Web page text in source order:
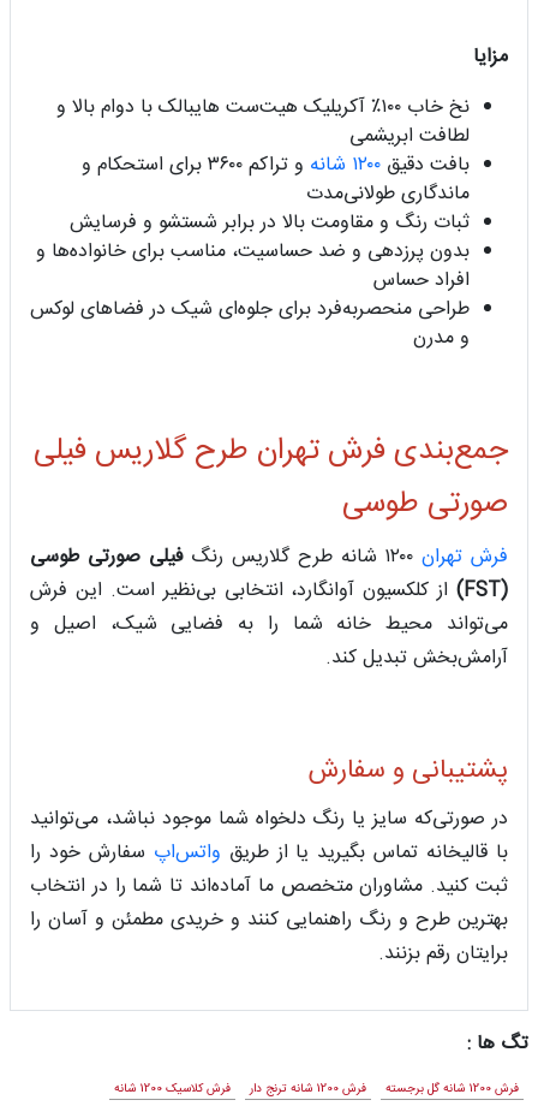
مزایا
نخ خاب ۱۰۰٪ آکریلیک هیت‌ست هایبالک با دوام بالا و
لطافت ابریشمی
بافت دقیق
و تراکم ۳۶۰۰ برای استحکام و
ماندگاری طولانی‌مدت
ثبات رنگ و مقاومت بالا در برابر شستشو و فرسایش
بدون پرزدهی و ضد حساسیت، مناسب برای خانواده‌ها و
افراد حساس
طراحی منحصربه‌فرد برای جلوه‌ای شیک در فضاهای لوکس
و مدرن
جمع‌بندی فرش تهران طرح گلاریس فیلی
صورتی طوسی
فرش تهران۱۲۰۰ شانه طرح گلاریس رنگ
فیلی صورتی طوسی
(FST)
از کلکسیون آوانگارد، انتخابی بی‌نظیر است. این فرش
می‌تواند محیط خانه شما را به فضایی شیک، اصیل و
آرامش‌بخش تبدیل کند.
پشتیبانی و سفارش
در صورتی‌که سایز یا رنگ دلخواه شما موجود نباشد، می‌توانید
با قالیخانه تماس بگیرید یا از طریق واتس‌اپ سفارش خود را
ثبت کنید. مشاوران متخصص ما آماده‌اند تا شما را در انتخاب
بهترین طرح و رنگ راهنمایی کنند و خریدی مطمئن و آسان را
برایتان رقم بزنند.
تگ ها :
فرش 1200 شانه گل برجسته فرش 1200 شانه ترنج دار فرش کلاسیک 1200 شانه